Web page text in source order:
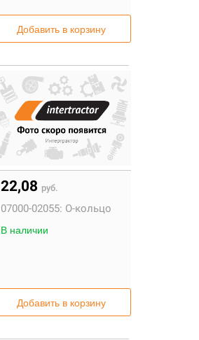
Добавить в корзину
22,08 руб.
07000-02055: О-кольцо
В наличии
Добавить в корзину